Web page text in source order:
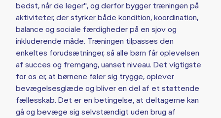
bedst, når de leger", og derfor bygger træningen på
aktiviteter, der styrker både kondition, koordination,
balance og sociale færdigheder på en sjov og
inkluderende måde. Træningen tilpasses den
enkeltes forudsætninger, så alle børn får oplevelsen
af succes og fremgang, uanset niveau. Det vigtigste
for os er, at børnene føler sig trygge, oplever
bevægelsesglæde og bliver en del af et støttende
fællesskab. Det er en betingelse, at deltagerne kan
gå og bevæge sig selvstændigt uden brug af